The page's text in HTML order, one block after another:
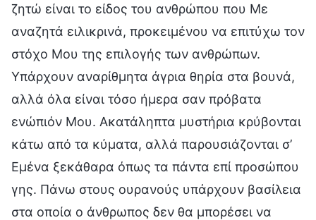
ζητώ είναι το είδος του ανθρώπου που Με
αναζητά ειλικρινά, προκειμένου να επιτύχω τον
στόχο Μου της επιλογής των ανθρώπων.
Υπάρχουν αναρίθμητα άγρια θηρία στα βουνά,
αλλά όλα είναι τόσο ήμερα σαν πρόβατα
ενώπιόν Μου. Ακατάληπτα μυστήρια κρύβονται
κάτω από τα κύματα, αλλά παρουσιάζονται σ’
Εμένα ξεκάθαρα όπως τα πάντα επί προσώπου
γης. Πάνω στους ουρανούς υπάρχουν βασίλεια
στα οποία ο άνθρωπος δεν θα μπορέσει να